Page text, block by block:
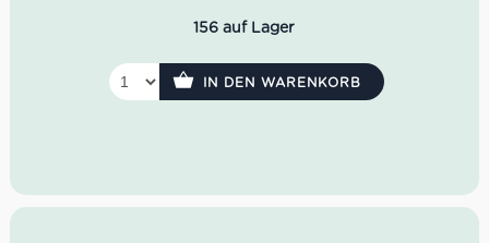
Geruch: Litschi, Zitrusfrucht, mediterrane Gewürze
Geschmack: vollmundig, voluminös, lange anhaltend
156 auf Lager
IN DEN WARENKORB